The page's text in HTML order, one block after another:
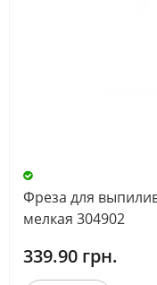
Фреза для
мелкая 304902
339.90 грн.